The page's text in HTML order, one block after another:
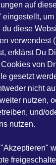
auf
diese
verwendest
erklärst Du
von
gesetzt
nicht
nutzen,
und/
nutzen.